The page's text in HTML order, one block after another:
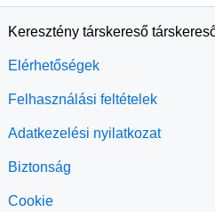
Keresztény társkereső
Elérhetőségek
Felhasználási feltételek
Adatkezelési nyilatkozat
Biztonság
Cookie